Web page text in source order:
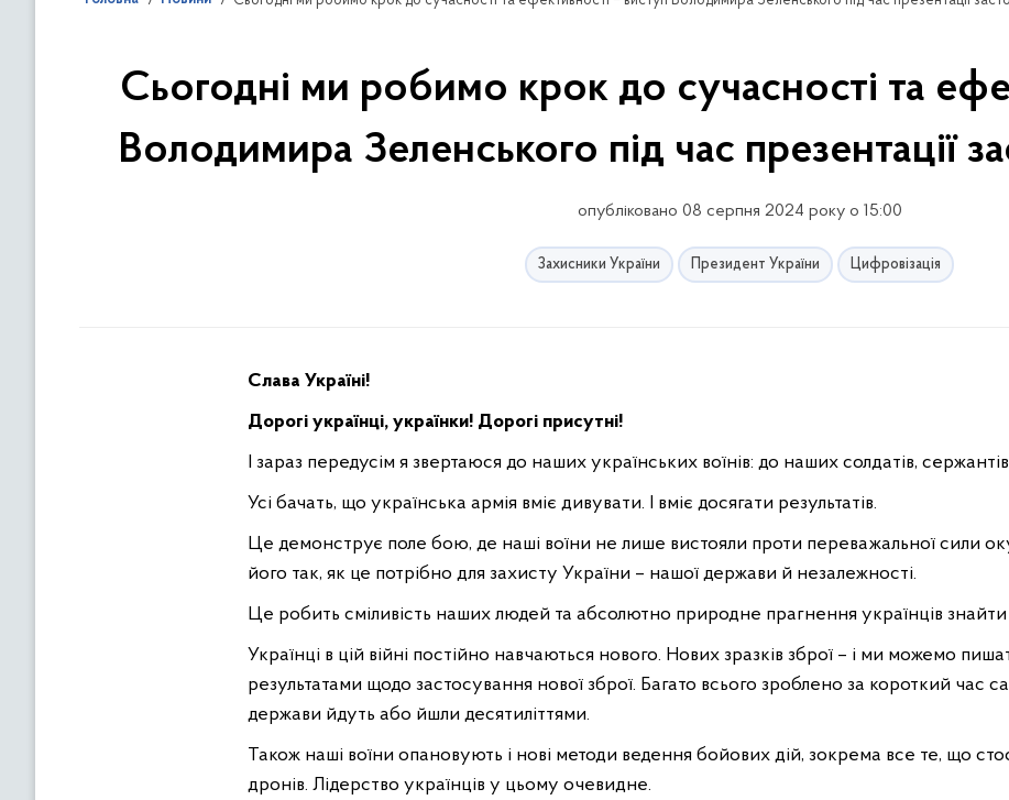
Сьогодні ми робимо крок до сучасності та
Володимира Зеленського під час презентації
опубліковано 08 серпня 2024 року о 15:00
Захисники України Президент України Цифровізація
Слава Україні!
Дорогі українці, українки! Дорогі присутні!
І зараз передусім я звертаюся до наших українських воїнів: до наших солдатів,
Усі бачать, що українська армія вміє дивувати. І вміє досягати результатів.
Це демонструє поле бою, де наші воїни не лише вистояли проти переважальної сили
його так, як це потрібно для захисту України – нашої держави й незалежності.
Це робить сміливість наших людей та абсолютно природне прагнення українців
Українці в цій війні постійно навчаються нового. Нових зразків зброї – і ми можемо
результатами щодо застосування нової зброї. Багато всього зроблено за короткий час
держави йдуть або йшли десятиліттями.
Також наші воїни опановують і нові методи ведення бойових дій, зокрема все те, що
дронів. Лідерство українців у цьому очевидне.